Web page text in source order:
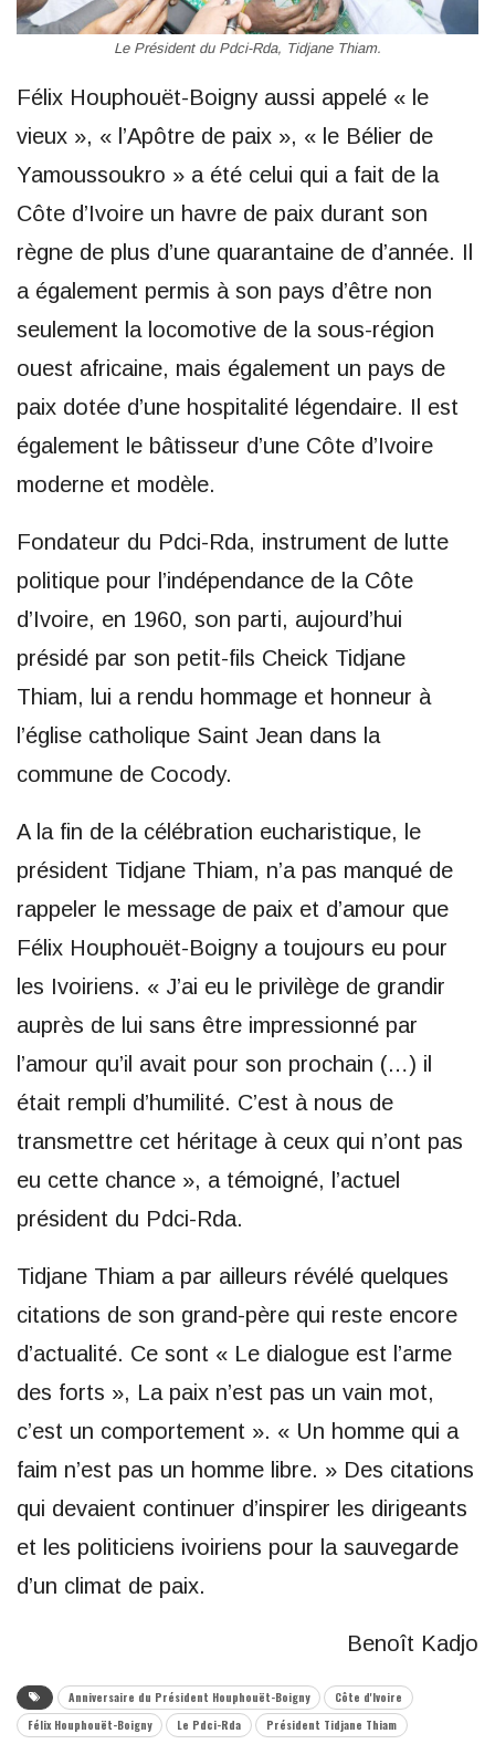
Le Président du Pdci-Rda, Tidjane Thiam.
Félix Houphouët-Boigny aussi appelé « le
vieux », « l’Apôtre de paix », « le Bélier de
Yamoussoukro » a été celui qui a fait de la
Côte d’Ivoire un havre de paix durant son
règne de plus d’une quarantaine de d’année. Il
a également permis à son pays d’être non
seulement la locomotive de la sous-région
ouest africaine, mais également un pays de
paix dotée d’une hospitalité légendaire. Il est
également le bâtisseur d’une Côte d’Ivoire
moderne et modèle.
Fondateur du Pdci-Rda, instrument de lutte
politique pour l’indépendance de la Côte
d’Ivoire, en 1960, son parti, aujourd’hui
présidé par son petit-fils Cheick Tidjane
Thiam, lui a rendu hommage et honneur à
l’église catholique Saint Jean dans la
commune de Cocody.
A la fin de la célébration eucharistique, le
président Tidjane Thiam, n’a pas manqué de
rappeler le message de paix et d’amour que
Félix Houphouët-Boigny a toujours eu pour
les Ivoiriens. « J’ai eu le privilège de grandir
auprès de lui sans être impressionné par
l’amour qu’il avait pour son prochain (…) il
était rempli d’humilité. C’est à nous de
transmettre cet héritage à ceux qui n’ont pas
eu cette chance », a témoigné, l’actuel
président du Pdci-Rda.
Tidjane Thiam a par ailleurs révélé quelques
citations de son grand-père qui reste encore
d’actualité. Ce sont « Le dialogue est l’arme
des forts », La paix n’est pas un vain mot,
c’est un comportement ». « Un homme qui a
faim n’est pas un homme libre. » Des citations
qui devaient continuer d’inspirer les dirigeants
et les politiciens ivoiriens pour la sauvegarde
d’un climat de paix.
Benoît Kadjo
Anniversaire du Président Houphouët-Boigny
Côte d'Ivoire
Félix Houphouët-Boigny
Le Pdci-Rda Président Tidjane Thiam